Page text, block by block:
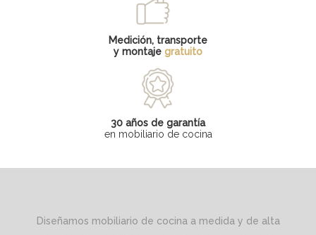
Medición, transporte
y montaje gratuito
30 años de garantía
en mobiliario de cocina
Diseñamos mobiliario de cocina a medida y de alta